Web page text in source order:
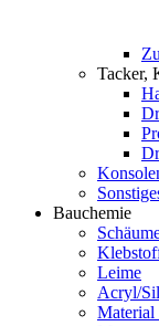
Tacker,
Bauchemie
Leime
Acryl/
Material